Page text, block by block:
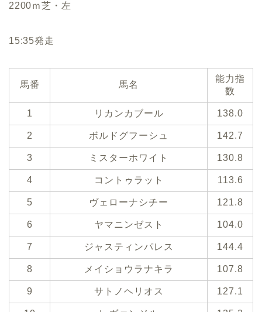
2200ｍ芝・左
15:35発走
馬番 馬名
能力指
数
1 リカンカブール 138.0
2 ボルドグフーシュ 142.7
3 ミスターホワイト 130.8
4 コントゥラット 113.6
5 ヴェローナシチー 121.8
6 ヤマニンゼスト 104.0
7 ジャスティンパレス 144.4
8 メイショウラナキラ 107.8
9 サトノヘリオス 127.1